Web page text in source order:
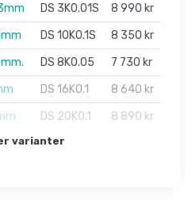
DS 3K0.01S
8 990 kr
DS 10K0.1S
8 350 kr
DS 8K0.05
7 730 kr
DS 16K0.1
8 640 kr
DS 20K0.1 8 890 kr
varianter